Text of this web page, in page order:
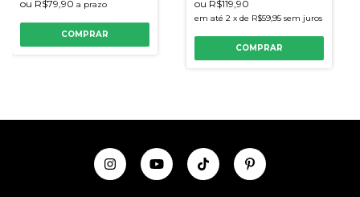
ou R$79,90 a prazo
COMPRAR
ou R$119,90
em até 2 x de R$59,95 sem juros
COMPRAR